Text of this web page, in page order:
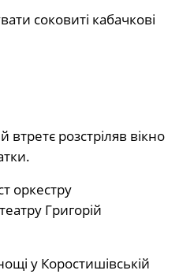
соковиті кабачкові
розстріляв вікно
оркестру
Григорій
у Коростишівській